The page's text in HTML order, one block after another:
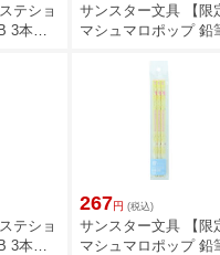
テショ
3本組
サンスター文具 【限
マシュマロポップ 鉛
テショ
3本組
267円 (税込)
サンスター文具 【限
マシュマロポップ 鉛